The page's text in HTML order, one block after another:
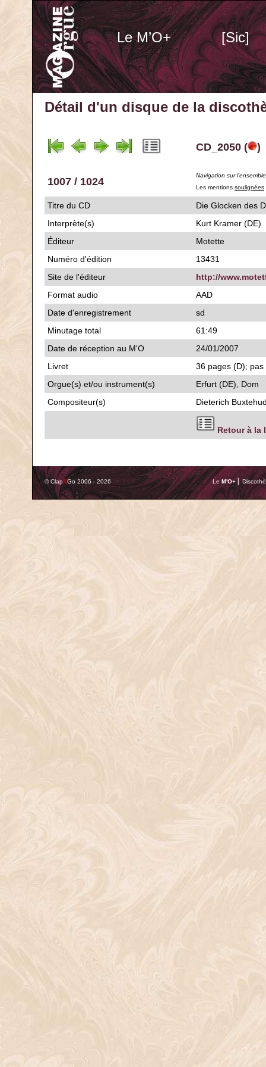
Le M’O+ [Sic]
Détail d'un disque de la
CD_2050 ( )
1007 / 1024
Navigation sur
Les mentions soulignées
Titre du CD
Die
Interprète(s)
Kurt Kramer (DE)
Éditeur
Motette
Numéro d'édition
13431
Site de l'éditeur
http://
Format audio
AAD
Date d'enregistrement
sd
Minutage total
61:49
Date de réception au M'O
24/01/2007
Livret
36 pages (D);
Orgue(s) et/ou instrument(s)
Erfurt (DE), Dom
Compositeur(s)
Dieterich
Retour à la
© Clap&Go 2006 - 2026 Le M'O+ ⎢